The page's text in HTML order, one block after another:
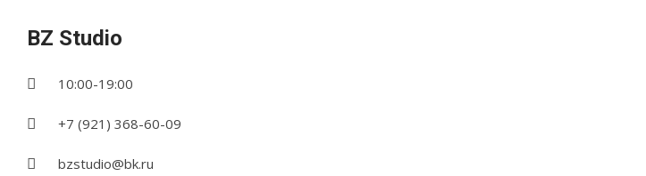
BZ Studio
10:00-19:00
+7 (921) 368-60-09
bzstudio@bk.ru